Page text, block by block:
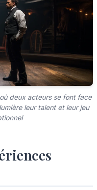
deux acteurs se font face
leur talent et leur jeu